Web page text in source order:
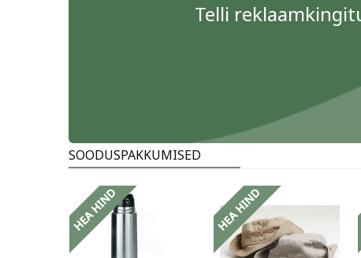
Telli
SOODUSPAKKUMISED
Sooduspakkumised Sooduspakkumised